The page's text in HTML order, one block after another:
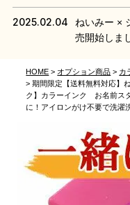
2025.02.04
ねいみー ×
売開始しま
HOME オプション商品 カ
期間限定【送料無料対応】
ク】カラーインク お名前ス
に！アイロンがけ不要で洗濯